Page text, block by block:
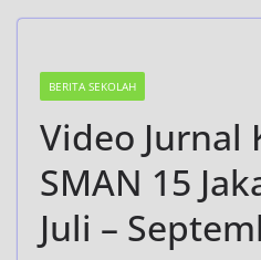
BERITA SEKOLAH
Video Jurnal
SMAN 15
Juli –